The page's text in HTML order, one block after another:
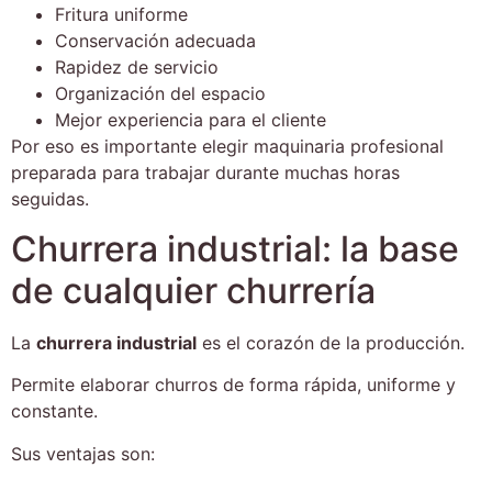
Fritura uniforme
Conservación adecuada
Rapidez de servicio
Organización del espacio
Mejor experiencia para el cliente
Por eso es importante elegir maquinaria profesional
preparada para trabajar durante muchas horas
seguidas.
Churrera industrial: la base
de cualquier churrería
La churrera industrial es el corazón de la producción.
Permite elaborar churros de forma rápida, uniforme y
constante.
Sus ventajas son: